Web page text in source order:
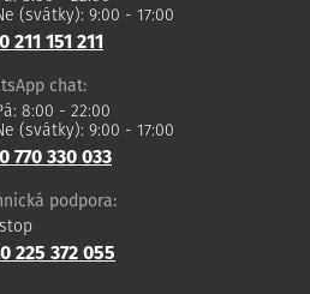
(svátky): 9:00 - 17:00
211 151 211
chat:
8:00 - 22:00
(svátky): 9:00 - 17:00
770 330 033
podpora:
225 372 055